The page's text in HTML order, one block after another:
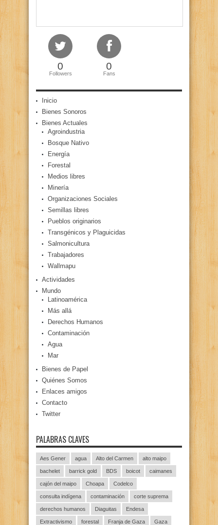
0
Followers
0
Fans
Inicio
Bienes Sonoros
Bienes Actuales
Agroindustria
Bosque Nativo
Energía
Forestal
Medios libres
Minería
Organizaciones Sociales
Semillas libres
Pueblos originarios
Transgénicos y Plaguicidas
Salmonicultura
Trabajadores
Wallmapu
Actividades
Mundo
Latinoamérica
Más allá
Derechos Humanos
Contaminación
Agua
Mar
Bienes de Papel
Quiénes Somos
Enlaces amigos
Contacto
Twitter
PALABRAS CLAVES
Aes Gener agua Alto del Carmen alto maipo
bachelet barrick gold BDS boicot caimanes
cajón del maipo Choapa Codelco
consulta indígena contaminación corte suprema
derechos humanos Diaguitas Endesa
Extractivismo forestal Franja de Gaza Gaza